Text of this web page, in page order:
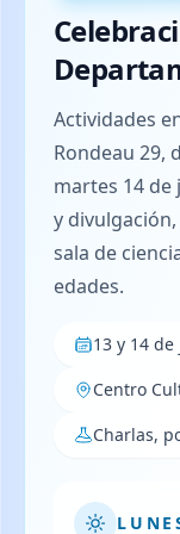
Actividades
Rondeau 29,
martes 14 de
y
sala de
edades.
13 y 14
Centro
Charlas,
10:30 a
Posters,
Destacado
Sala de
edades.
10:30 a
14:00 a
Público
Abierto al
Dos
la tarde.
14:00 a
16:30 a